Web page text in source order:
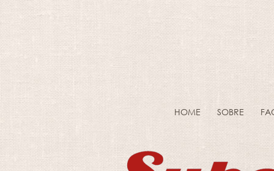
HOME SOBRE